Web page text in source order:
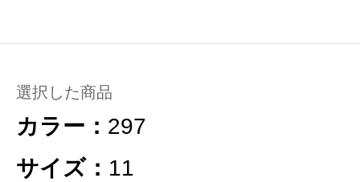
選択した商品
カラー： 297
サイズ： 11